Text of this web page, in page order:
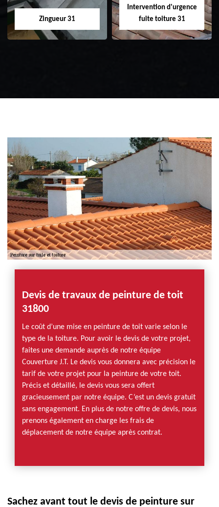
Zingueur 31
Intervention d'urgence
fuite toiture 31
Devis de travaux de peinture de toit
31800
Le coût d’une mise en peinture de toit varie selon le
type de la toiture. Pour avoir le devis de votre projet,
faites une demande auprès de notre équipe
Couverture J.T. Le devis vous donnera avec précision le
tarif de votre projet pour la peinture de votre toit.
Précis et détaillé, le devis vous sera offert
gracieusement par notre équipe. C’est un devis gratuit
sans engagement. En plus de notre offre de devis, nous
prenons également en charge les frais de
déplacement de notre équipe après contrat.
Sachez avant tout le devis de peinture sur